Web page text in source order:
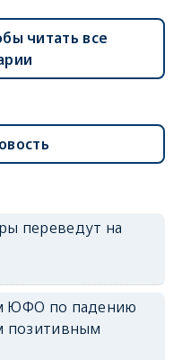
читать все
переведут на
ЮФО по падению
позитивным